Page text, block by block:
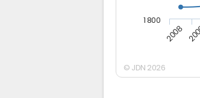
2008
1 800
© JDN 2026